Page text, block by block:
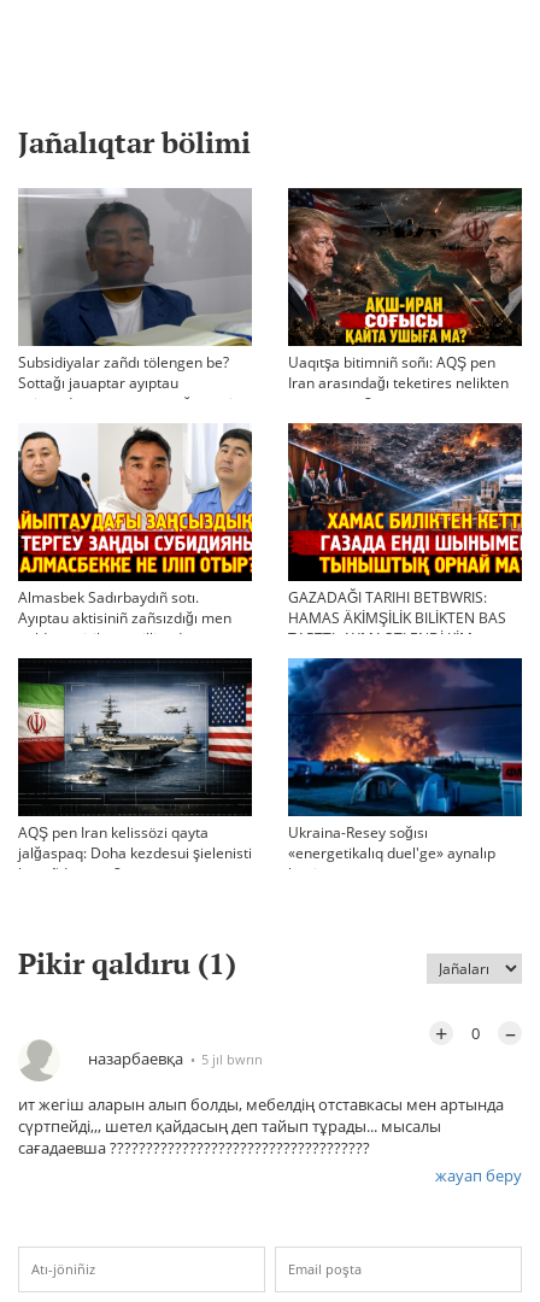
Jañalıqtar bölimi
Subsidiyalar zañdı tölengen be?
Sottağı jauaptar ayıptau
twjırımdarın qayta qarauğa negiz
bola ala ma?
Uaqıtşa bitimniñ soñı: AQŞ pen
Iran arasındağı teketires nelikten
qayta uşıqtı?
Almasbek Sadırbaydıñ sotı.
Ayıptau aktisiniñ zañsızdığı men
qoldan ösirilgen milliondar
GAZADAĞI TARIHI BETBWRIS:
HAMAS ÄKİMŞİLİK BILİKTEN BAS
TARTTI. AYMAQTI ENDİ KİM
BASQARADI?
AQŞ pen Iran kelissözi qayta
jalğaspaq: Doha kezdesui şielenisti
bäseñdete me?
Ukraina-Resey soğısı
«energetikalıq duel'ge» aynalıp
ketti
Pikir qaldıru (1)
назарбаевқа 5 jıl bwrın
+ 0 –
ит жегіш аларын алып болды, мебелдің отставкасы мен артында
сүртпейді,,, шетел қайдасың деп тайып тұрады... мысалы
сағадаевша ????????????????????????????????????
жауап беру